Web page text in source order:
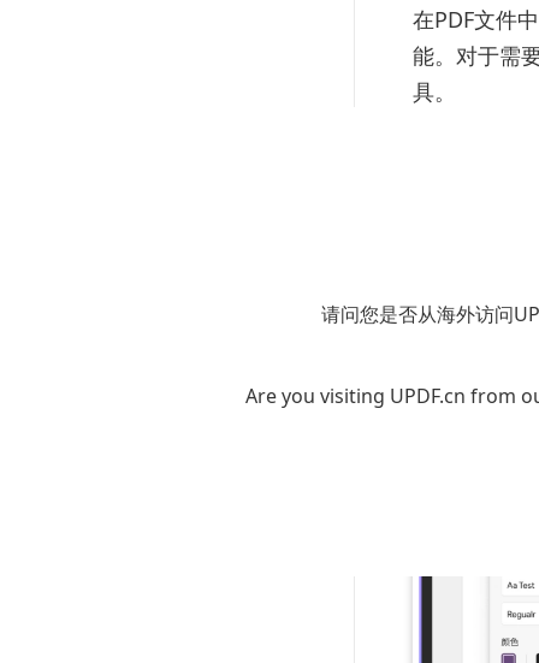
请问您是否从海外访问
Are you visiting UPDF.cn from
在PDF文件
能。对于需
具。
全，是许多